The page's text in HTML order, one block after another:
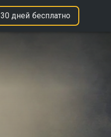
30 дней бесплатно